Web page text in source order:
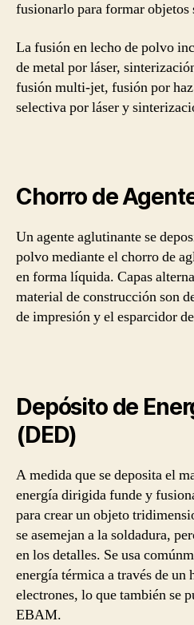
fusionarlo para formar objetos
La fusión en lecho de polvo
de metal por láser,
fusión multi-jet, fusión por
selectiva por láser y
Chorro de
Un agente aglutinante se
polvo mediante el chorro de
en forma líquida. Capas
material de construcción son
de impresión y el esparcidor
Depósito de
(DED)
A medida que se deposita el
energía dirigida funde y
para crear un objeto
se asemejan a la soldadura,
en los detalles. Se usa
energía térmica a través de un
electrones, lo que también se
EBAM.